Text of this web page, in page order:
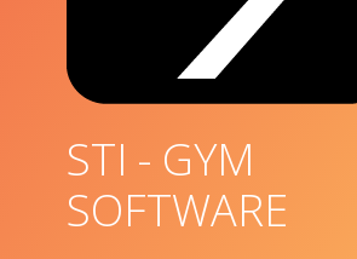
STI - GYM
SOFTWARE